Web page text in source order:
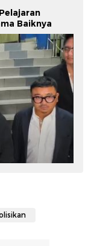
Baiknya